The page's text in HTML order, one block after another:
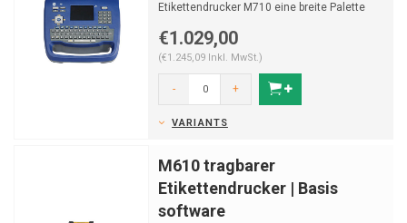
Etikettendrucker M710 eine breite Palette
€1.029,00
(€1.245,09 Inkl. MwSt.)
- +
VARIANTS
M610 tragbarer
Etikettendrucker | Basis
software